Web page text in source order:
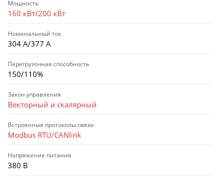
Мощность
160 кВт/200 кВт
Номинальный ток
304 А/377 А
Перегрузочная способность
150/110%
Закон управления
Векторный и скалярный
Встроенные протоколы связи
Modbus RTU/CANlink
Напряжение питания
380 В